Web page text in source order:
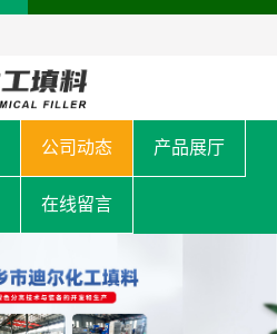
公司动态 产品展厅
在线留言